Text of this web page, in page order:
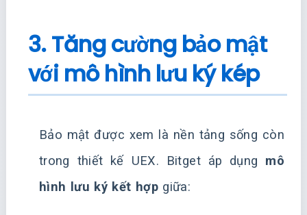
3. Tăng cường bảo mật
với mô hình lưu ký kép
Bảo mật được xem là nền tảng sống còn
trong thiết kế UEX. Bitget áp dụng mô
hình lưu ký kết hợpgiữa: